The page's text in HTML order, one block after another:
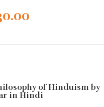
Philosophy of Hinduism by
in Hindi